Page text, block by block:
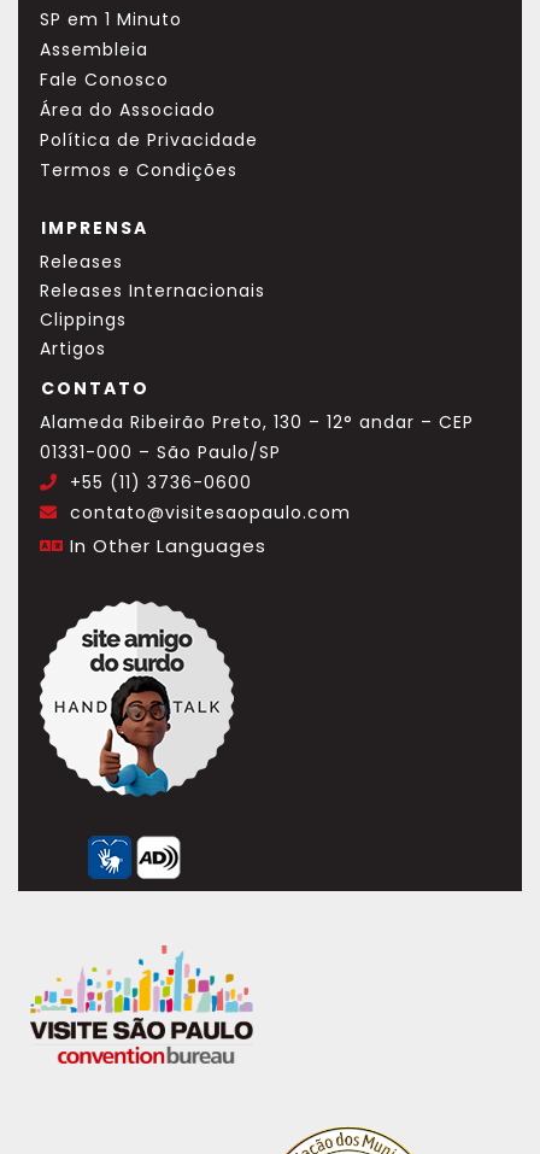
SP em 1 Minuto
Assembleia
Fale Conosco
Área do Associado
Política de Privacidade
Termos e Condições
IMPRENSA
Releases
Releases Internacionais
Clippings
Artigos
CONTATO
Alameda Ribeirão Preto, 130 – 12° andar – CEP
01331-000 – São Paulo/SP
+55 (11) 3736-0600
contato@visitesaopaulo.com
In Other Languages